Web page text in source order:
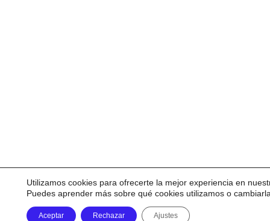
Utilizamos cookies para ofrecerte la mejor experiencia en
Puedes aprender más sobre qué cookies utilizamos o
Aceptar Rechazar Ajustes